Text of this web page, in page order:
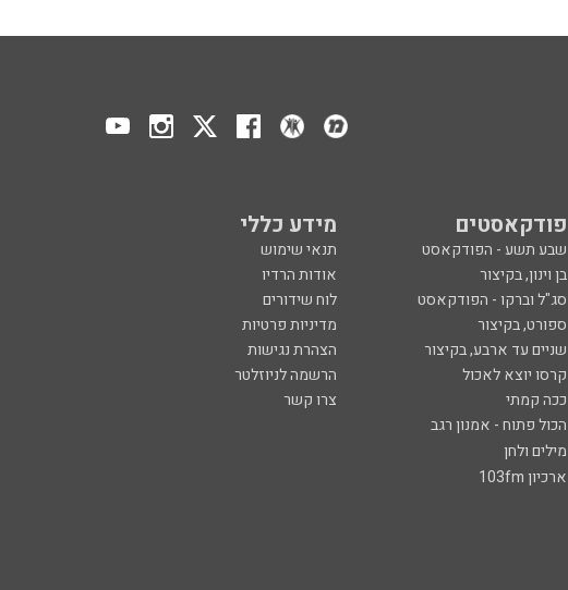
פודקאסטים מידע כללי
שבע תשע - הפודקאסט
תנאי שימוש
בן וינון, בקיצור
אודות הרדיו
סג"ל וברקו - הפודקאסט
לוח שידורים
ספורט, בקיצור
מדיניות פרטיות
שניים עד ארבע, בקיצור
הצהרת נגישות
קרסו יוצא לאכול
הרשמה לניוזלטר
ככה קמתי
צרו קשר
הכול פתוח - אמנון רגב
מילים ולחן
ארכיון 103fm